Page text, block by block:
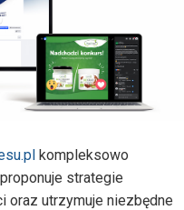
kompleksowo
strategie
oraz utrzymuje niezbędne